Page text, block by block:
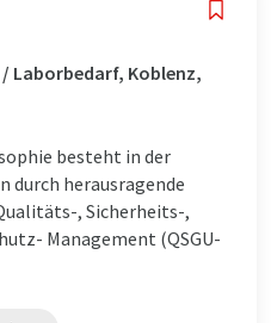
Laborbedarf, Koblenz,
besteht in der
durch herausragende
, Sicherheits-,
Management (QSGU-